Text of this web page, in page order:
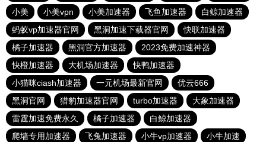
小美
小美vpn 小美加速器 飞鱼加速器
白鲸加速器
蚂蚁vp加速器官网
黑洞加速下载器官网
快联加速器
橘子加速器
黑洞官方加速器
2023免费加速神器
快橙加速器
大机场加速器
快鸭加速器
小猫咪ciash加速器
一元机场最新官网
优云666
黑洞官网
猎豹加速器官网 turbo加速器
大象加速器
雷霆加速免费永久
橘子加速器
白鲸加速器
爬墙专用加速器
飞兔加速器 小牛vp加速器
小牛加速